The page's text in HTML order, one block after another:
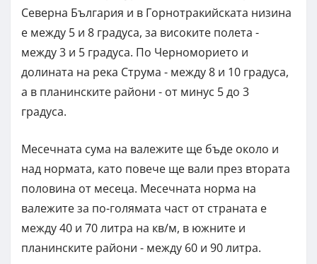
Северна България и в Горнотракийската низина
е между 5 и 8 градуса, за високите полета -
между 3 и 5 градуса. По Черноморието и
долината на река Струма - между 8 и 10 градуса,
а в планинските райони - от минус 5 до 3
градуса.
Месечната сума на валежите ще бъде около и
над нормата, като повече ще вали през втората
половина от месеца. Месечната норма на
валежите за по-голямата част от страната е
между 40 и 70 литра на кв/м, в южните и
планинските райони - между 60 и 90 литра.